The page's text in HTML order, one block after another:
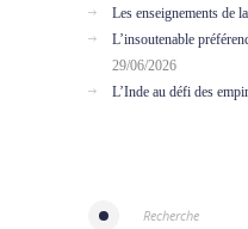
Les enseignements de
L’insoutenable
29/06/2026
L’Inde au défi des
Recherche